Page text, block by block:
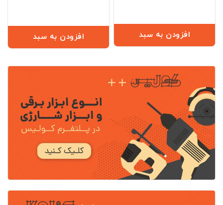
افزودن به سبد افزودن به سبد